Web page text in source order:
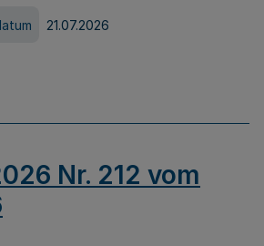
21.07.2026
Nr. 212 vom